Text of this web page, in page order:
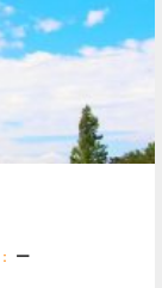
ー